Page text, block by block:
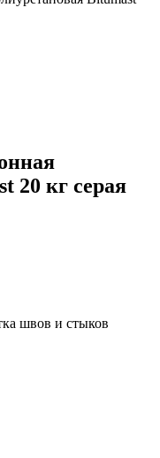
20 кг серая
швов и стыков